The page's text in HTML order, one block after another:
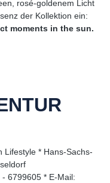
rosé-goldenem Licht
der Kollektion ein:
moments in the sun.
Lifestyle * Hans-Sachs-
6799605 * E-Mail: